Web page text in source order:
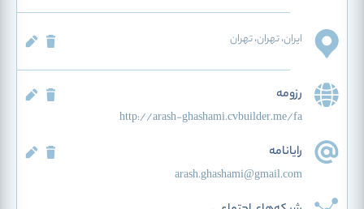
ایران، تهران، تهران
رزومه
http://arash-ghashami.cvbuilder.me/fa
رایانامه
arash.ghashami@gmail.com